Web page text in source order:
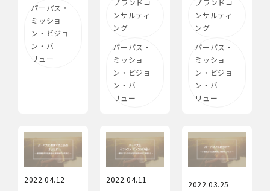
パーパス・
ミッショ
ン・ビジョ
ン・バ
リュー
ブランドコ
ンサルティ
ング
パーパス・
ミッショ
ン・ビジョ
ン・バ
リュー
ブランドコ
ンサルティ
ング
パーパス・
ミッショ
ン・ビジョ
ン・バ
リュー
2022.04.12 2022.04.11 2022.03.25